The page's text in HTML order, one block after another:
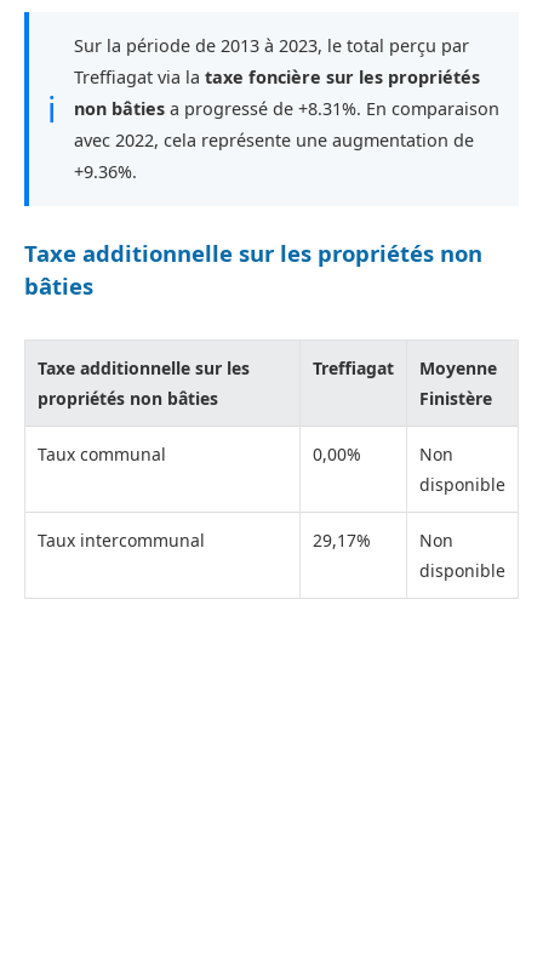
ℹ
Sur la période de 2013 à 2023, le total perçu par
Treffiagat via la taxe foncière sur les propriétés
non bâties a progressé de +8.31%. En comparaison
avec 2022, cela représente une augmentation de
+9.36%.
Taxe additionnelle sur les propriétés non
bâties
Taxe additionnelle sur les
propriétés non bâties
Treffiagat
Moyenne
Finistère
Taux communal 0,00%
Non
disponible
Taux intercommunal 29,17%
Non
disponible